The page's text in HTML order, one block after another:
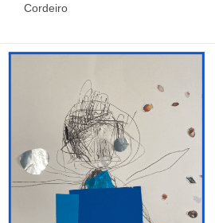
Cordeiro